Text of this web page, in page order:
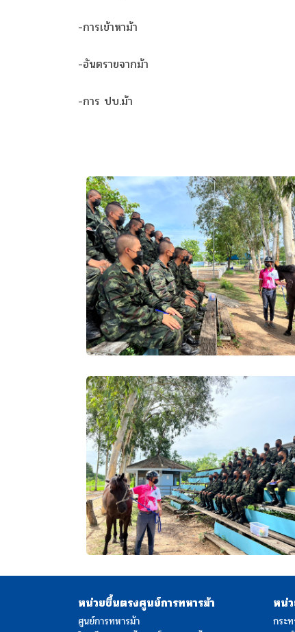
-การเข้าหาม้า
-อันตรายจากม้า
-การ ปบ.ม้า
หน่วยขึ้นตรงศูนย์การทหารม้า
ศูนย์การทหารม้า
หน่
กระ